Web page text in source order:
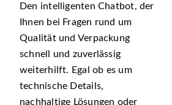
Den intelligenten Chatbot, der
Ihnen bei Fragen rund um
Qualität und Verpackung
schnell und zuverlässig
weiterhilft. Egal ob es um
technische Details,
nachhaltige Lösungen oder